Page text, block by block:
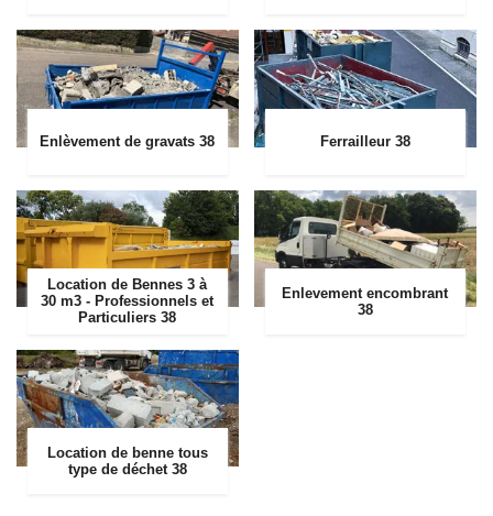
Enlèvement de gravats 38 Ferrailleur 38
Location de Bennes 3 à
30 m3 - Professionnels et
Particuliers 38
Enlevement encombrant
38
Location de benne tous
type de déchet 38